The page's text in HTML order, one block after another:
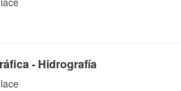
- Hidrografía